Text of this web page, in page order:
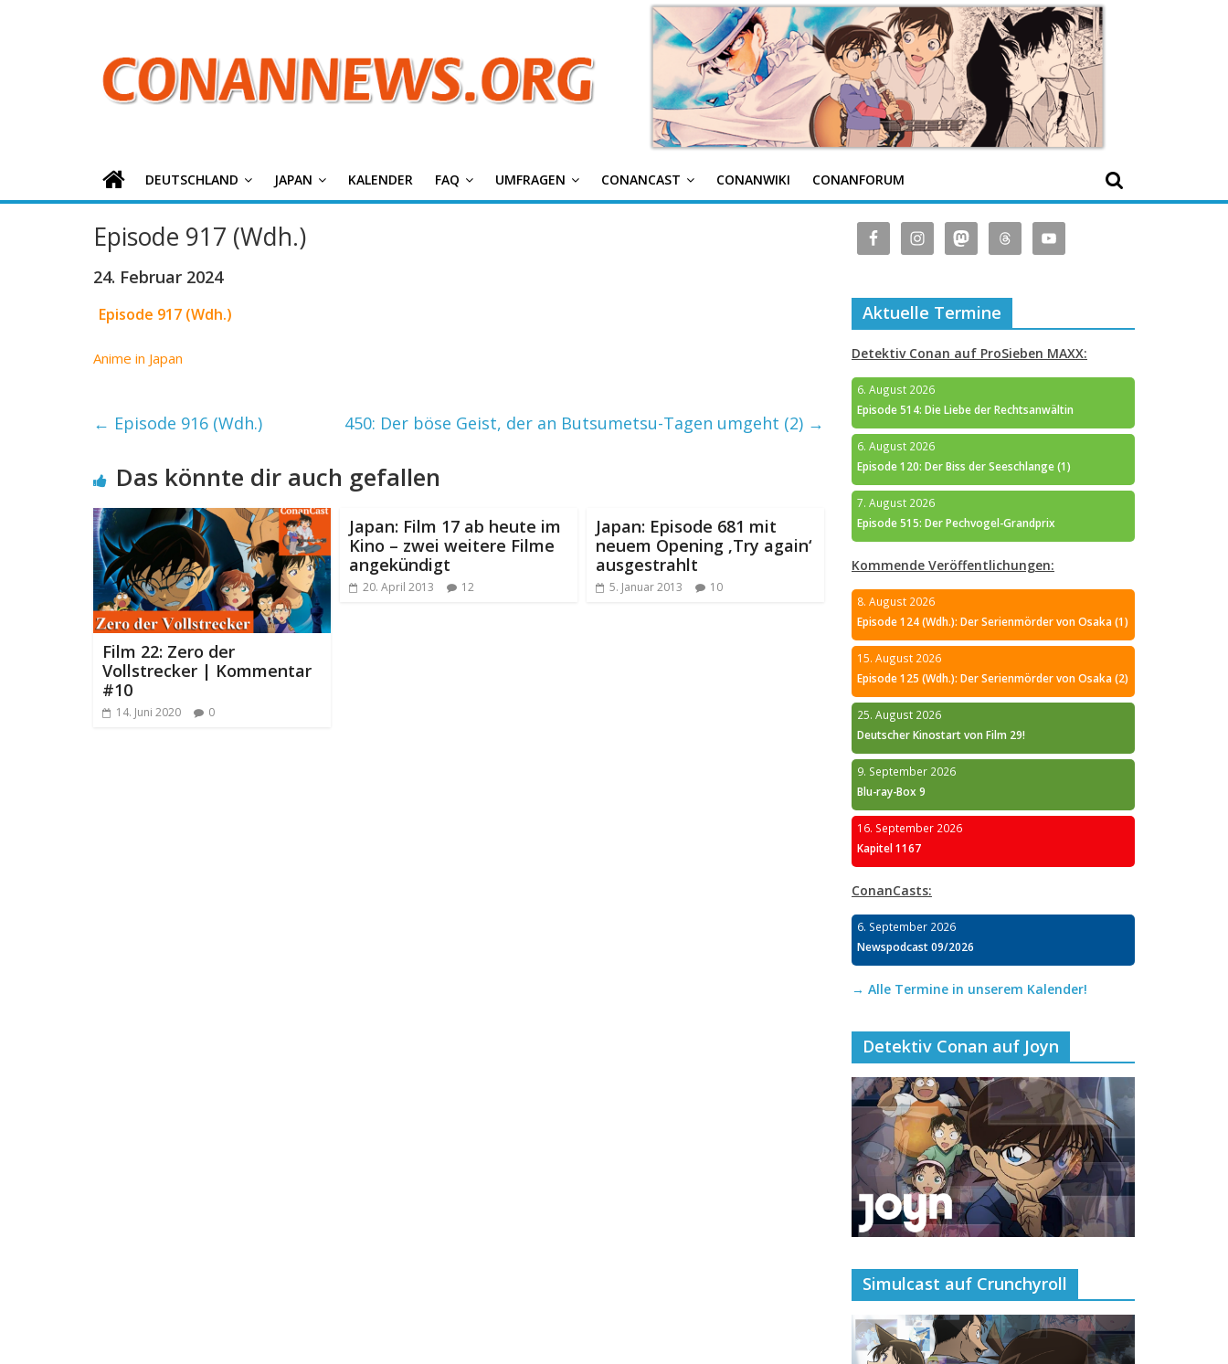
Detektiv
Conan
News
DEUTSCHLAND JAPAN KALENDER FAQ UMFRAGEN CONANCAST CONANWIKI CONANFORUM
Episode 917 (Wdh.)
24. Februar 2024
Episode 917 (Wdh.)
Anime in Japan
← Episode 916 (Wdh.) 450: Der böse Geist, der an Butsumetsu-Tagen umgeht (2) →
Das könnte dir auch gefallen
Film 22: Zero der
Vollstrecker | Kommentar
#10
14. Juni 2020 0
Japan: Film 17 ab heute im
Kino – zwei weitere Filme
angekündigt
20. April 2013 12
Japan: Episode 681 mit
neuem Opening ‚Try again‘
ausgestrahlt
5. Januar 2013 10
Aktuelle Termine
Detektiv Conan auf ProSieben MAXX:
6. August 2026
Episode 514: Die Liebe der Rechtsanwältin
6. August 2026
Episode 120: Der Biss der Seeschlange (1)
7. August 2026
Episode 515: Der Pechvogel-Grandprix
Kommende Veröffentlichungen:
8. August 2026
Episode 124 (Wdh.): Der Serienmörder von Osaka (1)
15. August 2026
Episode 125 (Wdh.): Der Serienmörder von Osaka (2)
25. August 2026
Deutscher Kinostart von Film 29!
9. September 2026
Blu-ray-Box 9
16. September 2026
Kapitel 1167
ConanCasts:
6. September 2026
Newspodcast 09/2026
→ Alle Termine in unserem Kalender!
Detektiv Conan auf Joyn
Simulcast auf Crunchyroll